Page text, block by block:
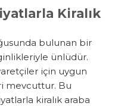
Kiralık
bulunan bir
ünlüdür.
için uygun
mevcuttur. Bu
kiralık araba